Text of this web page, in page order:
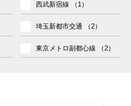
西武新宿線 （1）
埼玉新都市交通 （2）
東京メトロ副都心線 （2）